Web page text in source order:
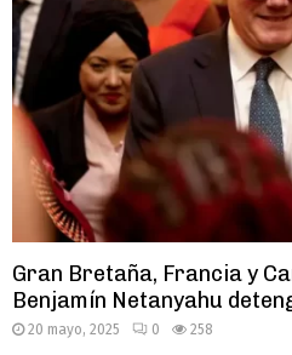
Gran Bretaña, Francia y
Benjamín Netanyahu
20 mayo, 2025 0 258